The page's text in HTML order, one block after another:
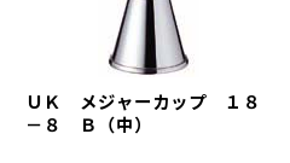
ＵＫ メジャーカップ １８
－８ Ｂ（中）